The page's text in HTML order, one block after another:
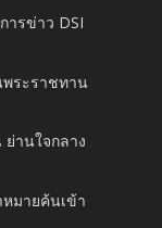
รข่าว DSI
พระราชทาน
านใจกลาง
มายค้นเข้า